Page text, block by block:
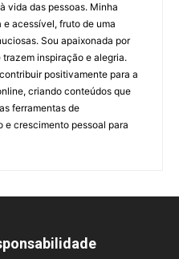
vida das pessoas. Minha
e acessível, fruto de uma
Sou apaixonada por
trazem inspiração e alegria.
positivamente para a
criando conteúdos que
ferramentas de
e crescimento pessoal para